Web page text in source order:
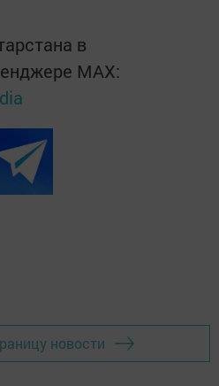
в
MАХ:
новости